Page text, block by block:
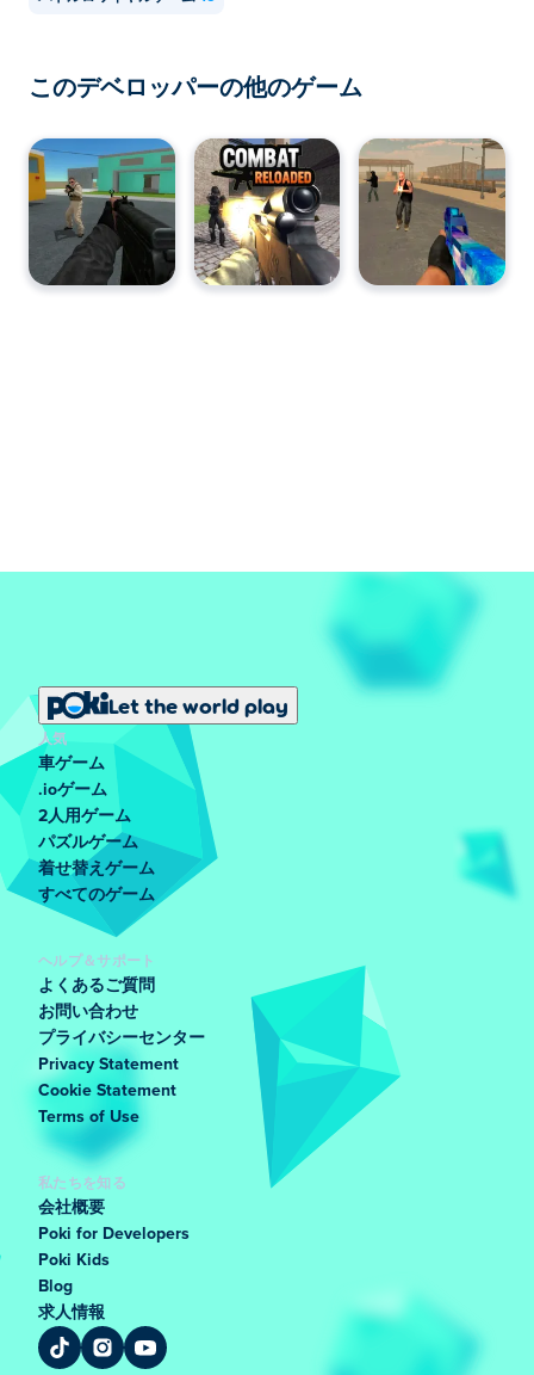
このデベロッパーの他のゲーム
Let the world play
人気
車ゲーム
.ioゲーム
2人用ゲーム
パズルゲーム
着せ替えゲーム
すべてのゲーム
ヘルプ＆サポート
よくあるご質問
お問い合わせ
プライバシーセンター
Privacy Statement
Cookie Statement
Terms of Use
私たちを知る
会社概要
Poki for Developers
Poki Kids
Blog
求人情報